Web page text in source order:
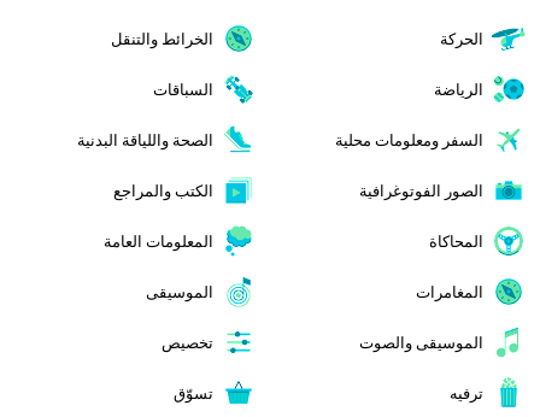
الحركة الخرائط والتنقل
الرياضة السباقات
السفر ومعلومات محلية الصحة واللياقة البدنية
الصور الفوتوغرافية الكتب والمراجع
المحاكاة المعلومات العامة
المغامرات الموسيقى
الموسيقى والصوت تخصيص
ترفيه تسوّق